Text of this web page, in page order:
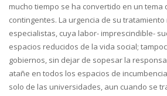
mucho tiempo se ha convertido en un
contingentes. La urgencia de su
especialistas, cuya labor- imprescindible-
espacios reducidos de la vida social;
gobiernos, sin dejar de sopesar la
atañe en todos los espacios de
solo de las universidades, aun cuando se